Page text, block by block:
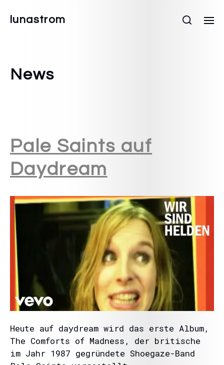
lunastrom
News
Pale Saints auf
Daydream
Heute auf daydream wird das erste Album,
The Comforts of Madness, der britische
im Jahr 1987 gegründete Shoegaze-Band